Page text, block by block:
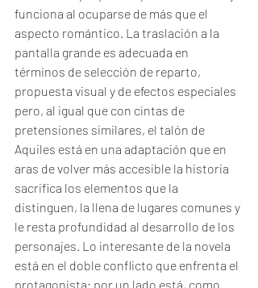
funciona al ocuparse de más que el
aspecto romántico. La traslación a la
pantalla grande es adecuada en
términos de selección de reparto,
propuesta visual y de efectos especiales
pero, al igual que con cintas de
pretensiones similares, el talón de
Aquiles está en una adaptación que en
aras de volver más accesible la historia
sacrifica los elementos que la
distinguen, la llena de lugares comunes y
le resta profundidad al desarrollo de los
personajes. Lo interesante de la novela
está en el doble conflicto que enfrenta el
protagonista: por un lado está, como